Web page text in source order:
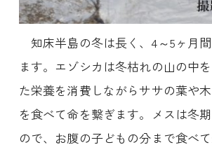
知床半島の冬は長く、4～5ヶ月
ます。エゾシカは冬枯れの山の中
た栄養を消費しながらササの葉や
を食べて命を繋ぎます。メスは冬
ので、お腹の子どもの分まで食べ